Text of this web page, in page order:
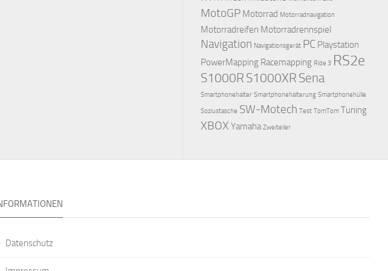
MotoGP Motorrad Motorradnavigation
Motorradreifen Motorradrennspiel
Navigation Navigationsgerät PC Playstation
PowerMapping Racemapping Ride 3 RS2e
S1000R S1000XR Sena
Smartphonehalter Smartphonehalterung Smartphonehülle
Soziustasche SW-Motech Test TomTom Tuning
XBOX Yamaha Zweiteiler
Datenschutz